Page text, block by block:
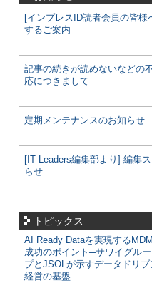
[インプレスID読者会員の皆様
するご案内
記事の続きが読めないなどの
応につきまして
定期メンテナンスのお知らせ
[IT Leaders編集部より] 編集
らせ
トピックス
AI Ready Dataを実現するMDM
成功のポイント─サワイグルー
プとJSOLが示すデータドリブ
経営の基盤